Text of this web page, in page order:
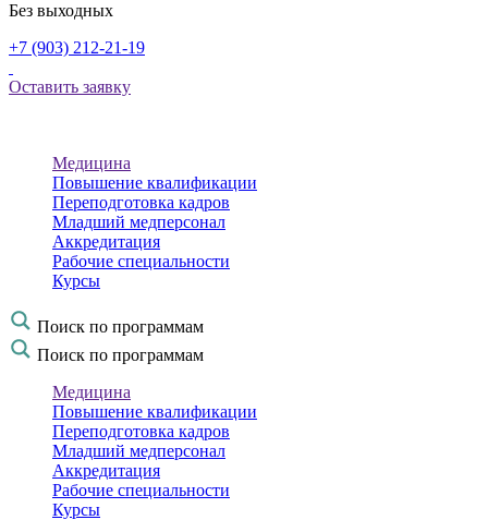
Без выходных
+7 (903) 212-21-19
Оставить заявку
Медицина
Повышение квалификации
Переподготовка кадров
Младший медперсонал
Аккредитация
Рабочие специальности
Курсы
Поиск по программам
Поиск по программам
Медицина
Повышение квалификации
Переподготовка кадров
Младший медперсонал
Аккредитация
Рабочие специальности
Курсы